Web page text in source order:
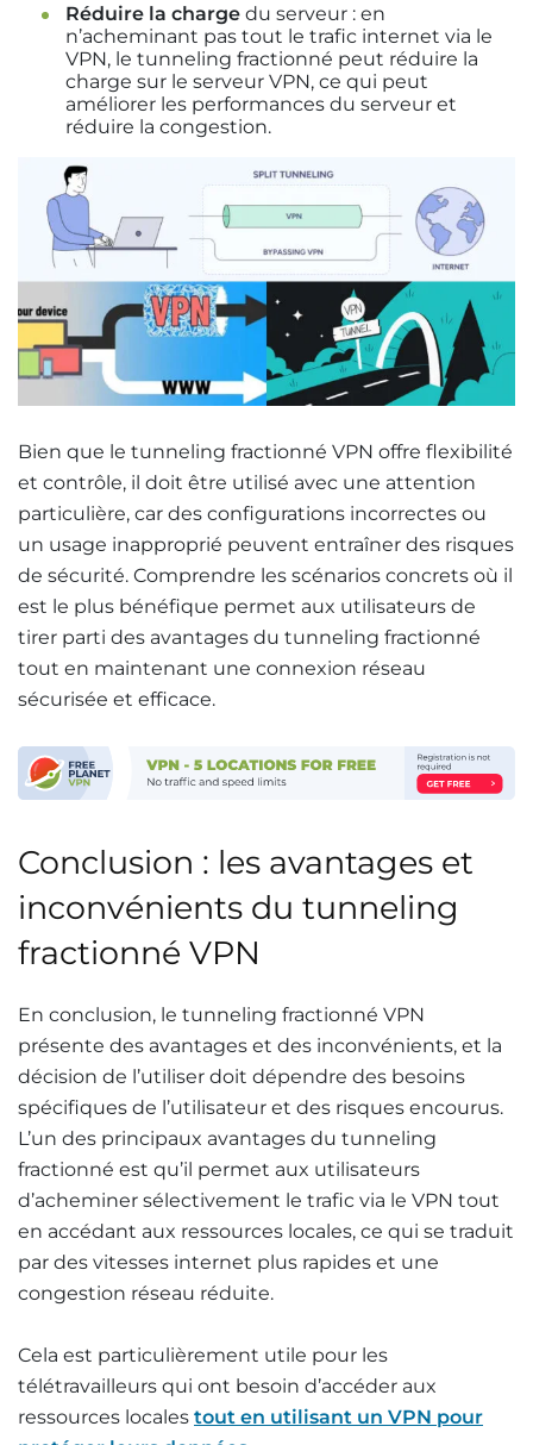
Réduire la charge du serveur : en
n’acheminant pas tout le trafic internet via le
VPN, le tunneling fractionné peut réduire la
charge sur le serveur VPN, ce qui peut
améliorer les performances du serveur et
réduire la congestion.
Bien que le tunneling fractionné VPN offre flexibilité
et contrôle, il doit être utilisé avec une attention
particulière, car des configurations incorrectes ou
un usage inapproprié peuvent entraîner des risques
de sécurité. Comprendre les scénarios concrets où il
est le plus bénéfique permet aux utilisateurs de
tirer parti des avantages du tunneling fractionné
tout en maintenant une connexion réseau
sécurisée et efficace.
Conclusion : les avantages et
inconvénients du tunneling
fractionné VPN
En conclusion, le tunneling fractionné VPN
présente des avantages et des inconvénients, et la
décision de l’utiliser doit dépendre des besoins
spécifiques de l’utilisateur et des risques encourus.
L’un des principaux avantages du tunneling
fractionné est qu’il permet aux utilisateurs
d’acheminer sélectivement le trafic via le VPN tout
en accédant aux ressources locales, ce qui se traduit
par des vitesses internet plus rapides et une
congestion réseau réduite.
Cela est particulièrement utile pour les
télétravailleurs qui ont besoin d’accéder aux
ressources locales tout en utilisant un VPN pour